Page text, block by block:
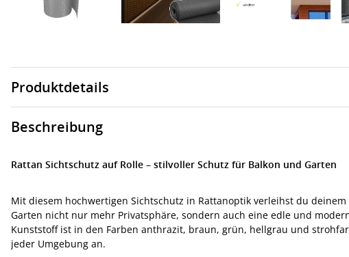
Produktdetails
Beschreibung
Rattan Sichtschutz auf Rolle – stilvoller Schutz für Balkon und Garten
Mit diesem hochwertigen Sichtschutz in Rattanoptik verleihst du
Garten nicht nur mehr Privatsphäre, sondern auch eine edle und
Kunststoff ist in den Farben anthrazit, braun, grün, hellgrau und
jeder Umgebung an.